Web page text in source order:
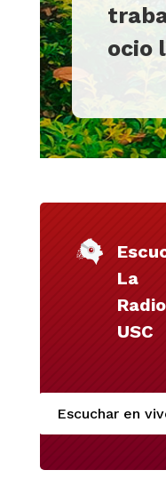
ocio
La
Radio
USC
Escuchar en